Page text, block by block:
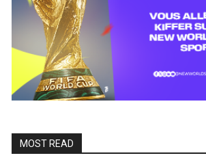
MOST READ